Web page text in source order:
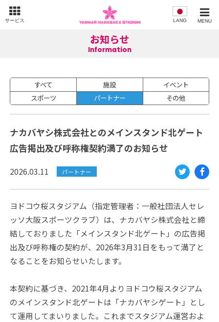
MENU
サービス LANG
お知らせ
Information
すべて 施設
イベント
スポーツ
パートナー その他
ナカバヤシ株式会社とのメインスタンド北ゲート
広告掲出及び呼称権契約満了のお知らせ
2026.03.11 パートナー
Twi
tte
r
Fac
eb
oo
k
ヨドコウ桜スタジアム（指定管理者：一般社団法人セレ
ッソ大阪スポーツクラブ）は、ナカバヤシ株式会社と締
結しておりました「メインスタンド北ゲート」の広告掲
出及び呼称権の契約が、2026年3月31日をもって満了と
なることをお知らせいたします。
本契約に基づき、2021年4月よりヨドコウ桜スタジアム
のメインスタンド北ゲートは「ナカバヤシゲート」とし
て運用してまいりました。これまでスタジアム運営およ